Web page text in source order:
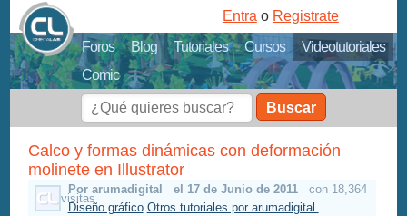
Foros Blog Tutoriales Cursos
Videotutoriales
Comic
Entra o Registrate
Buscar
Calco y formas dinámicas con deformación
molinete en Illustrator
Por arumadigital el 17 de Junio de 2011 con 18,364
visitas
Diseño gráfico Otros tutoriales por arumadigital.